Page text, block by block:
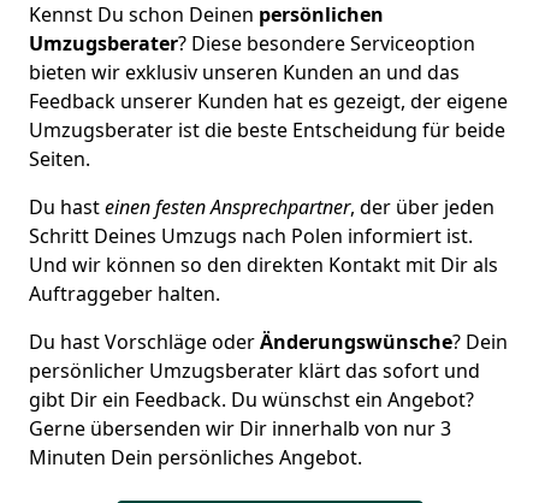
Kennst Du schon Deinen persönlichen
Umzugsberater? Diese besondere Serviceoption
bieten wir exklusiv unseren Kunden an und das
Feedback unserer Kunden hat es gezeigt, der eigene
Umzugsberater ist die beste Entscheidung für beide
Seiten.
Du hasteinen festen Ansprechpartner, der über jeden
Schritt Deines Umzugs nach Polen informiert ist.
Und wir können so den direkten Kontakt mit Dir als
Auftraggeber halten.
Du hast Vorschläge oderÄnderungswünsche? Dein
persönlicher Umzugsberater klärt das sofort und
gibt Dir ein Feedback. Du wünschst ein Angebot?
Gerne übersenden wir Dir innerhalb von nur3
Minuten Dein persönliches Angebot.